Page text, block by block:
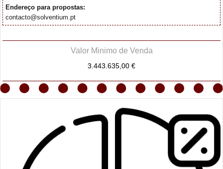
Endereço para propostas:
contacto@solventium.pt
Valor Minimo de Venda
3.443.635,00 €